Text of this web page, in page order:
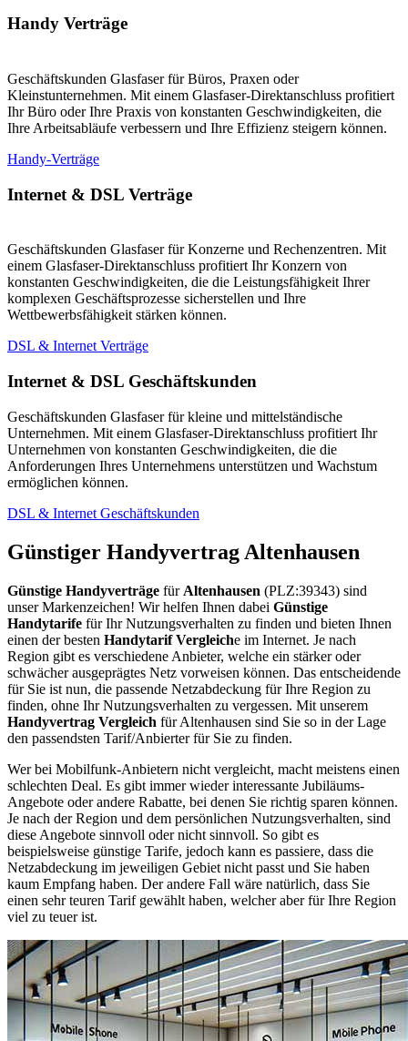
Handy Verträge
Geschäftskunden Glasfaser für Büros, Praxen oder
Kleinstunternehmen. Mit einem Glasfaser-Direktanschluss profitiert
Ihr Büro oder Ihre Praxis von konstanten Geschwindigkeiten, die
Ihre Arbeitsabläufe verbessern und Ihre Effizienz steigern können.
Handy-Verträge
Internet & DSL Verträge
Geschäftskunden Glasfaser für Konzerne und Rechenzentren. Mit
einem Glasfaser-Direktanschluss profitiert Ihr Konzern von
konstanten Geschwindigkeiten, die die Leistungsfähigkeit Ihrer
komplexen Geschäftsprozesse sicherstellen und Ihre
Wettbewerbsfähigkeit stärken können.
DSL & Internet Verträge
Internet & DSL Geschäftskunden
Geschäftskunden Glasfaser für kleine und mittelständische
Unternehmen. Mit einem Glasfaser-Direktanschluss profitiert Ihr
Unternehmen von konstanten Geschwindigkeiten, die die
Anforderungen Ihres Unternehmens unterstützen und Wachstum
ermöglichen können.
DSL & Internet Geschäftskunden
Günstiger Handyvertrag Altenhausen
Günstige Handyverträge für Altenhausen (PLZ:39343) sind
unser Markenzeichen! Wir helfen Ihnen dabei Günstige
Handytarife für Ihr Nutzungsverhalten zu finden und bieten Ihnen
einen der besten Handytarif Vergleiche im Internet. Je nach
Region gibt es verschiedene Anbieter, welche ein stärker oder
schwächer ausgeprägtes Netz vorweisen können. Das entscheidende
für Sie ist nun, die passende Netzabdeckung für Ihre Region zu
finden, ohne Ihr Nutzungsverhalten zu vergessen. Mit unserem
Handyvertrag Vergleich für Altenhausen sind Sie so in der Lage
den passendsten Tarif/Anbierter für Sie zu finden.
Wer bei Mobilfunk-Anbietern nicht vergleicht, macht meistens einen
schlechten Deal. Es gibt immer wieder interessante Jubiläums-
Angebote oder andere Rabatte, bei denen Sie richtig sparen können.
Je nach der Region und dem persönlichen Nutzungsverhalten, sind
diese Angebote sinnvoll oder nicht sinnvoll. So gibt es
beispielsweise günstige Tarife, jedoch kann es passiere, dass die
Netzabdeckung im jeweiligen Gebiet nicht passt und Sie haben
kaum Empfang haben. Der andere Fall wäre natürlich, dass Sie
einen sehr teuren Tarif gewählt haben, welcher aber für Ihre Region
viel zu teuer ist.